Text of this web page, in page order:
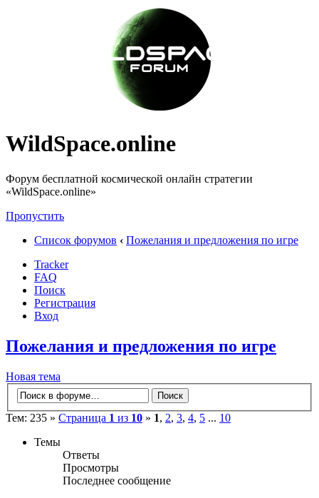
WildSpace.online
Форум бесплатной космической онлайн стратегии
«WildSpace.online»
Пропустить
Список форумов ‹ Пожелания и предложения по игре
Tracker
FAQ
Поиск
Регистрация
Вход
Пожелания и предложения по игре
Новая тема
Тем: 235 » Страница 1 из 10 » 1, 2, 3, 4, 5 ... 10
Темы
Ответы
Просмотры
Последнее сообщение